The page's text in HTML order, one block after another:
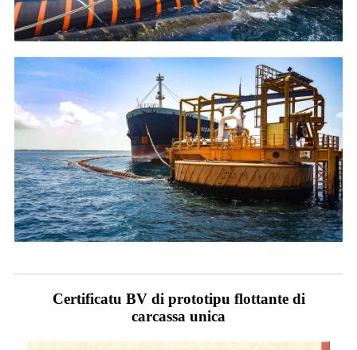
Certificatu BV di prototipu flottante di
carcassa unica